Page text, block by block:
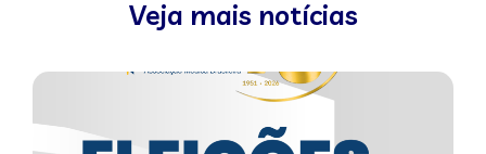
Veja mais notícias